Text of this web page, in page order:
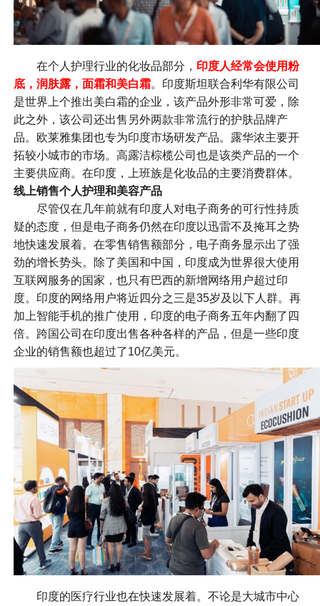
在个人护理行业的化妆品部分， 印度人经常会使用粉
底，润肤露，面霜和美白霜。印度斯坦联合利华有限公司
是世界上个推出美白霜的企业，该产品外形非常可爱，除
此之外，该公司还出售另外两款非常流行的护肤品牌产
品。欧莱雅集团也专为印度市场研发产品。露华浓主要开
拓较小城市的市场。高露洁棕榄公司也是该类产品的一个
主要供应商。在印度，上班族是化妆品的主要消费群体。
线上销售个人护理和美容产品
尽管仅在几年前就有印度人对电子商务的可行性持质
疑的态度，但是电子商务仍然在印度以迅雷不及掩耳之势
地快速发展着。在零售销售额部分，电子商务显示出了强
劲的增长势头。除了美国和中国，印度成为世界很大使用
互联网服务的国家，也只有巴西的新增网络用户超过印
度。印度的网络用户将近四分之三是35岁及以下人群。再
加上智能手机的推广使用，印度的电子商务五年内翻了四
倍。跨国公司在印度出售各种各样的产品，但是一些印度
企业的销售额也超过了10亿美元。
印度的医疗行业也在快速发展着。不论是大城市中心